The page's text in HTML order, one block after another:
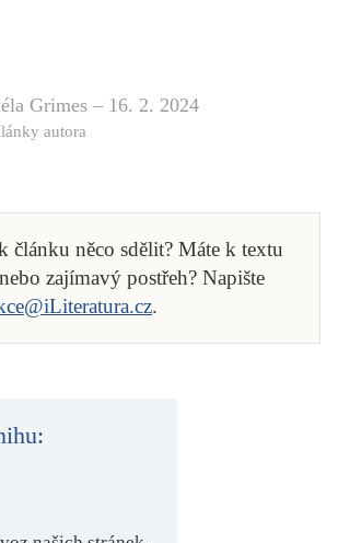
Grimes – 16. 2. 2024
autora
článku něco sdělit? Máte k textu
zajímavý postřeh? Napište
.